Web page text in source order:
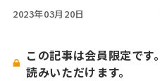
2023年03月20日
この記事は会員限定です。
読みいただけます。